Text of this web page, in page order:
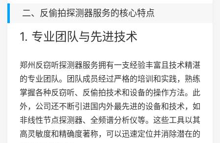
二、反偷拍探测器服务的核心特点
1. 专业团队与先进技术
郑州反窃听探测器服务拥有一支经验丰富且技术精湛
的专业团队。团队成员经过严格的培训和实践，熟练
掌握各种反窃听、反偷拍技术和设备的操作方法。此
外，公司还不断引进国内外最先进的设备和技术，如
非线性节点探测器、全频谱分析仪等。这些工具以其
高灵敏度和精确度著称，可以迅速定位并消除潜在的